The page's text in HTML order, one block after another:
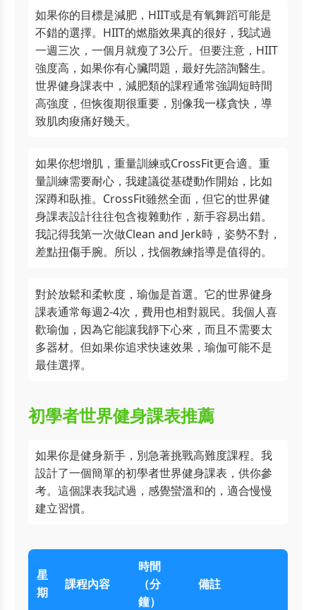
如果你的目標是減肥，HIIT或是有氧舞蹈可能是
不錯的選擇。HIIT的燃脂效果真的很好，我試過
一週三次，一個月就瘦了3公斤。但要注意，HIIT
強度高，如果你有心臟問題，最好先諮詢醫生。
世界健身課表中，減肥類的課程通常強調短時間
高強度，但恢復期很重要，別像我一樣貪快，導
致肌肉痠痛好幾天。
如果你想增肌，重量訓練或CrossFit更合適。重
量訓練需要耐心，我建議從基礎動作開始，比如
深蹲和臥推。CrossFit雖然全面，但它的世界健
身課表設計往往包含複雜動作，新手容易出錯。
我記得我第一次做Clean and Jerk時，姿勢不對，
差點扭傷手腕。所以，找個教練指導是值得的。
對於放鬆和柔軟度，瑜伽是首選。它的世界健身
課表通常每週2-4次，費用也相對親民。我個人喜
歡瑜伽，因為它能讓我靜下心來，而且不需要太
多器材。但如果你追求快速效果，瑜伽可能不是
最佳選擇。
初學者世界健身課表推薦
如果你是健身新手，別急著挑戰高難度課程。我
設計了一個簡單的初學者世界健身課表，供你參
考。這個課表我試過，感覺蠻溫和的，適合慢慢
建立習慣。
星
期
課程內容
時間
（分
鐘）
備註